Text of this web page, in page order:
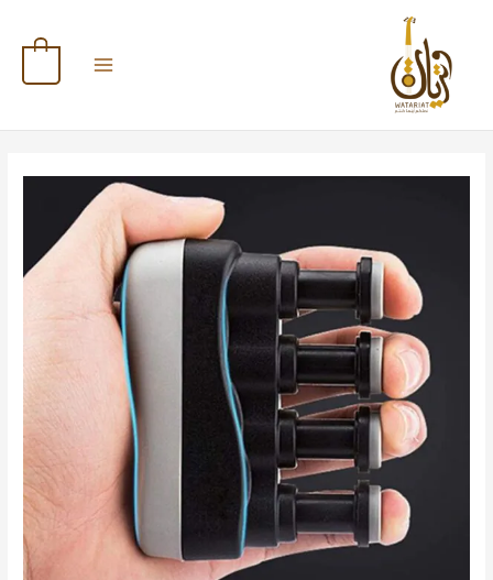
المحتوى
Finger
Grip
Exercise
Device
جهاز
قبضة
الأوقات